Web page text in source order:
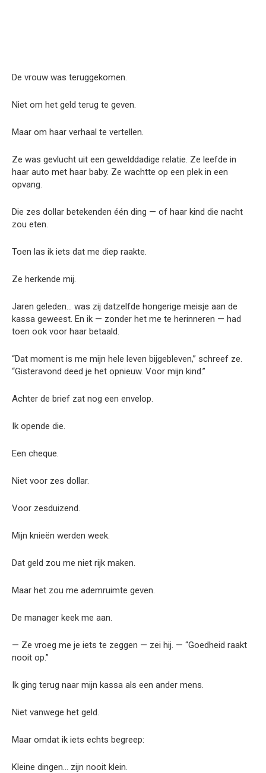
De vrouw was teruggekomen.
Niet om het geld terug te geven.
Maar om haar verhaal te vertellen.
Ze was gevlucht uit een gewelddadige relatie. Ze leefde in
haar auto met haar baby. Ze wachtte op een plek in een
opvang.
Die zes dollar betekenden één ding — of haar kind die nacht
zou eten.
Toen las ik iets dat me diep raakte.
Ze herkende mij.
Jaren geleden… was zij datzelfde hongerige meisje aan de
kassa geweest. En ik — zonder het me te herinneren — had
toen ook voor haar betaald.
“Dat moment is me mijn hele leven bijgebleven,” schreef ze.
“Gisteravond deed je het opnieuw. Voor mijn kind.”
Achter de brief zat nog een envelop.
Ik opende die.
Een cheque.
Niet voor zes dollar.
Voor zesduizend.
Mijn knieën werden week.
Dat geld zou me niet rijk maken.
Maar het zou me ademruimte geven.
De manager keek me aan.
— Ze vroeg me je iets te zeggen — zei hij. — “Goedheid raakt
nooit op.”
Ik ging terug naar mijn kassa als een ander mens.
Niet vanwege het geld.
Maar omdat ik iets echts begreep:
Kleine dingen… zijn nooit klein.